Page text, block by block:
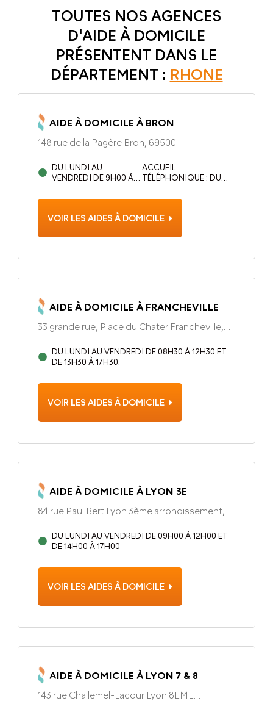
TOUTES NOS AGENCES
D'AIDE À DOMICILE
PRÉSENTENT DANS LE
DÉPARTEMENT : RHONE
AIDE À DOMICILE À BRON
148 rue de la Pagère Bron, 69500
DU LUNDI AU
VENDREDI DE 9H00 À
17H00
ACCUEIL
TÉLÉPHONIQUE : DU
8H À 20H
VOIR LES AIDES À DOMICILE
AIDE À DOMICILE À FRANCHEVILLE
33 grande rue, Place du Chater Francheville,
DU LUNDI AU VENDREDI DE 08H30 À 12H30 ET
DE 13H30 À 17H30.
VOIR LES AIDES À DOMICILE
AIDE À DOMICILE À LYON 3E
84 rue Paul Bert Lyon 3ème arrondissement,
DU LUNDI AU VENDREDI DE 09H00 À 12H00 ET
DE 14H00 À 17H00
VOIR LES AIDES À DOMICILE
AIDE À DOMICILE À LYON 7 & 8
143 rue Challemel-Lacour Lyon 8EME